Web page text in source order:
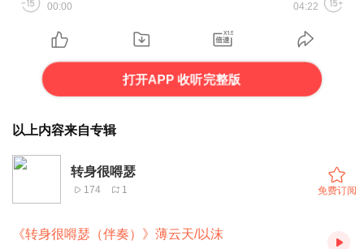
00:00 04:22
打开APP 收听完整版
以上内容来自专辑
转身很嘚瑟
174 1 免费订阅
《转身很嘚瑟（伴奏）》薄云天/以沫